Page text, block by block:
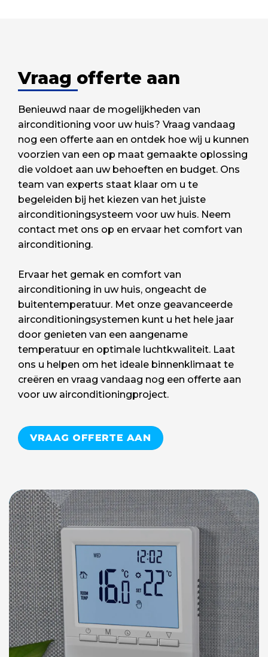
Vraag offerte aan
Benieuwd naar de mogelijkheden van
airconditioning voor uw huis? Vraag vandaag
nog een offerte aan en ontdek hoe wij u kunnen
voorzien van een op maat gemaakte oplossing
die voldoet aan uw behoeften en budget. Ons
team van experts staat klaar om u te
begeleiden bij het kiezen van het juiste
airconditioningsysteem voor uw huis. Neem
contact met ons op en ervaar het comfort van
airconditioning.
Ervaar het gemak en comfort van
airconditioning in uw huis, ongeacht de
buitentemperatuur. Met onze geavanceerde
airconditioningsystemen kunt u het hele jaar
door genieten van een aangename
temperatuur en optimale luchtkwaliteit. Laat
ons u helpen om het ideale binnenklimaat te
creëren en vraag vandaag nog een offerte aan
voor uw airconditioningproject.
VRAAG OFFERTE AAN